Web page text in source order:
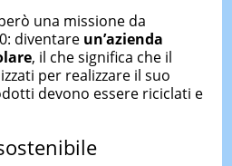
una missione da
diventare un’azienda
, il che significa che il
per realizzare il suo
devono essere riciclati e